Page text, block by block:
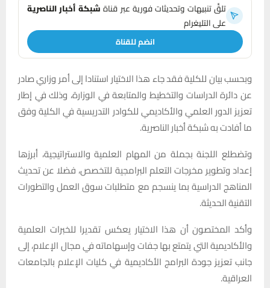
تلقَّ تنبيهات وتحديثات فورية عبر قناةشبكة أخبار الناصرية
على التليغرام
انضم للقناة
وبحسب بيان للكلية فقد جاء هذا الاختيار استنادا إلى أمر وزاري صادر
عن دائرة الدراسات والتخطيط والمتابعة في الوزارة، وذلك في إطار
تعزيز الدور العلمي والأكاديمي للكوادر التدريسية في الكلية وفق
ما أفادت به شبكة أخبار الناصرية.
وتضطلع اللجنة بجملة من المهام العلمية والاستراتيجية، أبرزها
إعداد وتطوير مخرجات التعلم البرامجية للتخصص، فضلا عن تحديث
المناهج الدراسية بما ينسجم مع متطلبات سوق العمل والتطورات
التقنية الحديثة.
وأكد المختصون أن هذا الاختيار يعكس تقديرا للخبرات العلمية
والأكاديمية التي يتمتع بها جفات وإسهاماته في مجال الإعلام، إلى
جانب تعزيز جودة البرامج الأكاديمية في كليات الإعلام بالجامعات
العراقية.